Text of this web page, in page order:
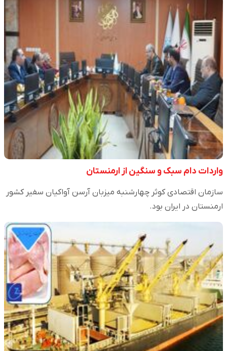
واردات دام سبک و سنگین از ارمنستان
سازمان اقتصادی کوثر چهارشنبه میزبان آرسن آواکیان سفیر کشور
ارمنستان در ایران بود.